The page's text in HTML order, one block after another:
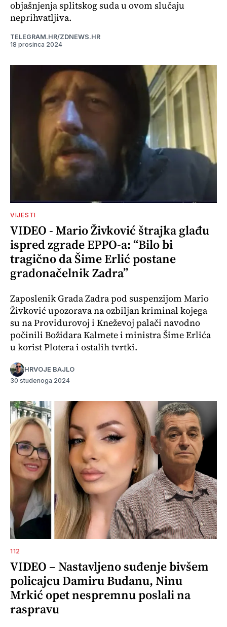
objašnjenja splitskog suda u ovom slučaju
neprihvatljiva.
TELEGRAM.HR/ZDNEWS.HR
18 prosinca 2024
VIJESTI
VIDEO - Mario Živković štrajka glađu
ispred zgrade EPPO-a: “Bilo bi
tragično da Šime Erlić postane
gradonačelnik Zadra”
Zaposlenik Grada Zadra pod suspenzijom Mario
Živković upozorava na ozbiljan kriminal kojega
su na Providurovoj i Kneževoj palači navodno
počinili Božidara Kalmete i ministra Šime Erlića
u korist Plotera i ostalih tvrtki.
HRVOJE BAJLO
30 studenoga 2024
112
VIDEO – Nastavljeno suđenje bivšem
policajcu Damiru Budanu, Ninu
Mrkić opet nespremnu poslali na
raspravu